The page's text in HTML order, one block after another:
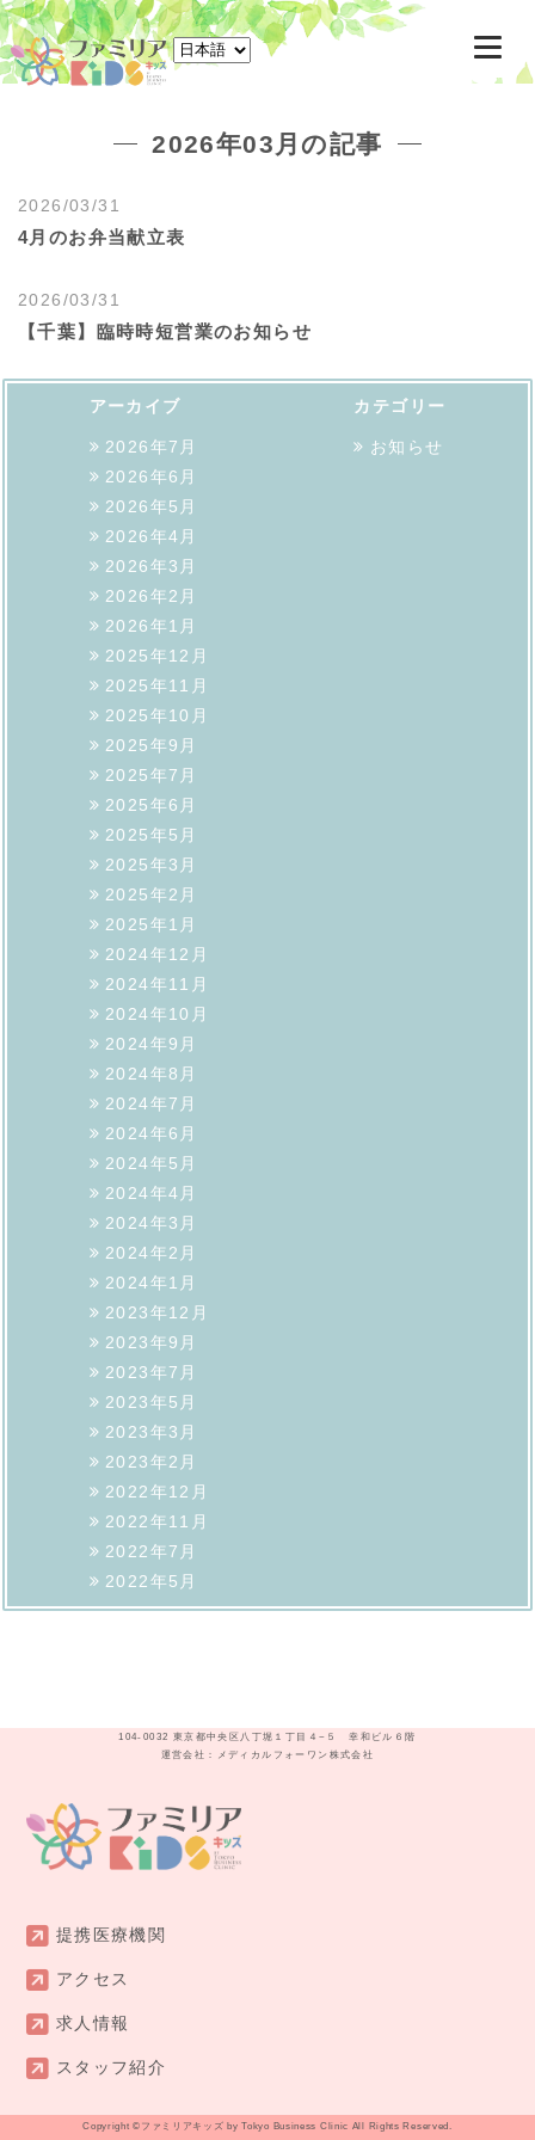
東京駅八重洲北口徒歩3分 千葉駅ペリエ千葉6F 一時預かり託児所
2026年03月の記事
4月のお弁当献立表
2026/03/31
【千葉】臨時時短営業のお知らせ
2026/03/31
アーカイブ
2026年7月
2026年6月
2026年5月
2026年4月
2026年3月
2026年2月
2026年1月
2025年12月
2025年11月
2025年10月
2025年9月
2025年7月
2025年6月
2025年5月
2025年3月
2025年2月
2025年1月
2024年12月
2024年11月
2024年10月
2024年9月
2024年8月
2024年7月
2024年6月
2024年5月
2024年4月
2024年3月
2024年2月
2024年1月
2023年12月
2023年9月
2023年7月
2023年5月
2023年3月
2023年2月
2022年12月
2022年11月
2022年7月
2022年5月
カテゴリー
お知らせ
提携医療機関
アクセス
求人情報
スタッフ紹介
運営会社：メディカルフォーワン株式会社
104-0032 東京都中央区八丁堀１丁目４−５ 幸和ビル６階
Copyright © ファミリアキッズ by Tokyo Business Clinic All Rights Reserved.